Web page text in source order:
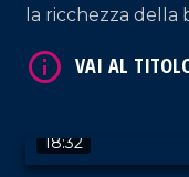
la ricchezza della
18:32
VAI AL TITOLO